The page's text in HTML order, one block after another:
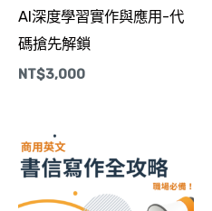
AI深度學習實作與應用-代
碼搶先解鎖
NT$3,000